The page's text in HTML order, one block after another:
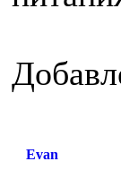
Evan